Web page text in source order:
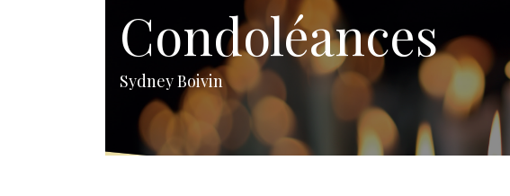
Condoléances
Sydney Boivin